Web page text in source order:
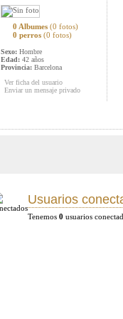
0 Albumes (0 fotos)
0 perros (0 fotos)
Sexo: Hombre
Edad: 42 años
Provincia: Barcelona
Ver ficha del usuario
Enviar un mensaje privado
Usuarios
Tenemos 0 usuarios